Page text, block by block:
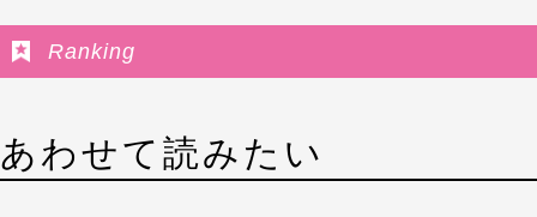
Ranking
あわせて読みたい